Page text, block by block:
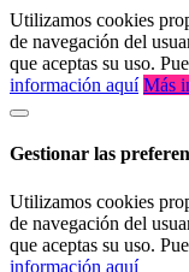
Utilizamos cookies
de navegación del
que aceptas su uso.
información aquí Más
Gestionar las
Utilizamos cookies
de navegación del
que aceptas su uso.
información aquí